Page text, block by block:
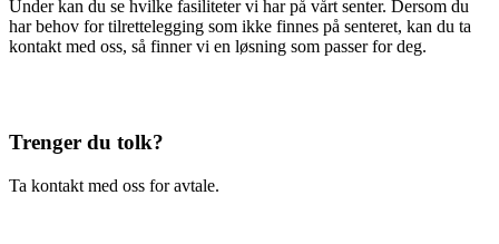
Under kan du se hvilke fasiliteter vi har på vårt senter. Dersom du
har behov for tilrettelegging som ikke finnes på senteret, kan du ta
kontakt med oss, så finner vi en løsning som passer for deg.
Trenger du tolk?
Ta kontakt med oss for avtale.